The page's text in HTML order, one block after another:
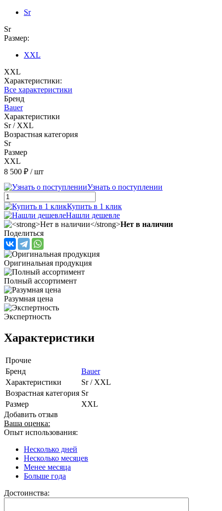
Sr
Sr
Размер:
XXL
XXL
Характеристики:
Все характеристики
Бренд
Bauer
Характеристики
Sr / XXL
Возрастная категория
Sr
Размер
XXL
8 500 ₽ / шт
Узнать о поступлении
Купить в 1 клик
Нашли дешевле
Нет в наличии
Поделиться
Оригинальная продукция
Полный ассортимент
Разумная цена
Экспертность
Характеристики
Прочие
Бренд
Bauer
Характеристики
Sr / XXL
Возрастная категория Sr
Размер
XXL
Добавить отзыв
Ваша оценка:
Опыт использования:
Несколько дней
Несколько месяцев
Менее месяца
Больше года
Достоинства: